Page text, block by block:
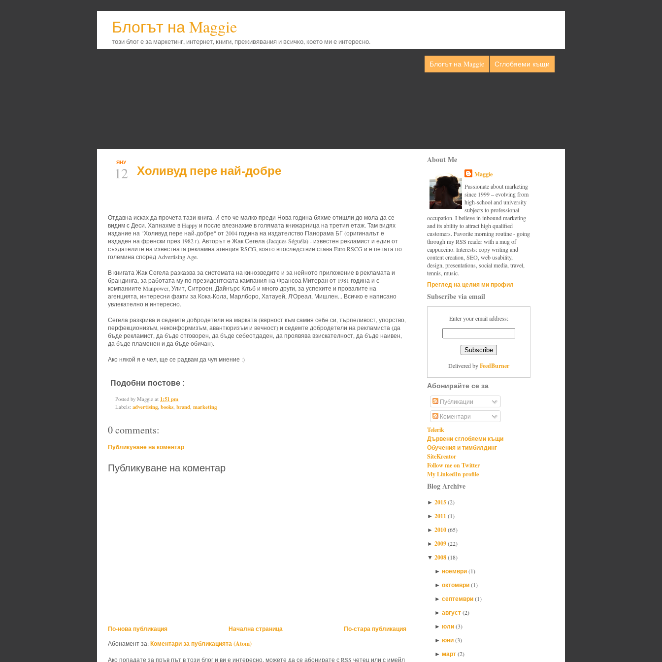
Блогът на Maggie
този блог е за маркетинг, интернет, книги, преживявания и всичко, което ми е интересно.
Блогът на Maggie Сглобяеми къщи
ЯНУ
12 Холивуд пере най-добре
Отдавна исках да прочета тази книга. И ето че малко преди Нова година бяхме отишли до мола да се
видим с Деси. Хапнахме в Happy и после влезнахме в голямата книжарница на третия етаж. Там видях
издание на "Холивуд пере най-добре" от 2004 година на издателство Панорама БГ (оригиналът е
издаден на френски през 1982 г). Авторът е Жак Сегела (Jacques Séguéla) - известен рекламист и един от
създателите на известната рекламна агенция RSCG, която впоследствие става Euro RSCG и е петата по
големина според Advertising Age.
В книгата Жак Сегела разказва за системата на кинозведите и за нейното приложение в рекламата и
брандинга, за работата му по президентската кампания на Франсоа Митеран от 1981 година и с
компаниите Manpower, Улит, Ситроен, Дайнърс Клъб и много други, за успехите и провалите на
агенцията, интересни факти за Кока-Кола, Марлборо, Хатауей, Л'Ореал, Мишлен... Всичко е написано
увлекателно и интересно.
Сегела разкрива и седемте добродетели на марката (вярност към самия себе си, търпеливост, упорство,
перфекционизъм, неконформизъм, авантюризъм и вечност) и седемте добродетели на рекламиста (да
бъде рекламист, да бъде отговорен, да бъде себеотдаден, да проявява взискателност, да бъде наивен,
да бъде пламенен и да бъде обичан).
Ако някой я е чел, ще се радвам да чуя мнение :)
Подобни постове :
Posted by Maggie at 1:51 pm
Labels: advertising, books, brand, marketing
0 comments:
Публикуване на коментар
Публикуване на коментар
По-нова публикация По-стара публикация
Начална страница
Абонамент за:Коментари за публикацията (Atom)
Ако попадате за пръв път в този блог и ви е интересно, можете да се абонирате с RSS четец или с имейл
About Me
Maggie
Passionate about marketing
since 1999 – evolving from
high-school and university
subjects to professional
occupation. I believe in inbound marketing
and its ability to attract high qualified
customers. Favorite morning routine - going
through my RSS reader with a mug of
cappuccino. Interests: copy writing and
content creation, SEO, web usability,
design, presentations, social media, travel,
tennis, music.
Преглед на целия ми профил
Subscribe via email
Enter your email address:
Delivered byFeedBurner
Абонирайте се за
Публикации
Коментари
Telerik
Дървени сглобяеми къщи
Обучения и тимбилдинг
SiteKreator
Follow me on Twitter
My LinkedIn profile
Blog Archive
► 2015(2)
► 2011(1)
► 2010(65)
► 2009(22)
▼ 2008(18)
► ноември(1)
► октомври(1)
► септември(1)
► август(2)
► юли(3)
► юни(3)
► март(2)